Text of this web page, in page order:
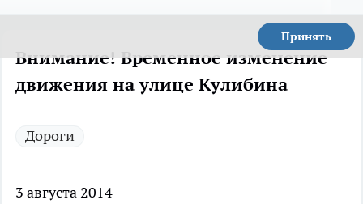
Принять
Внимание! Временное изменение
движения на улице Кулибина
Дороги
3 августа 2014